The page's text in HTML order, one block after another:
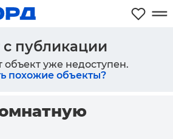
с публикации
объект уже недоступен.
похожие объекты?